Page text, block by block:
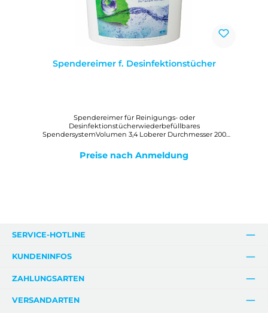
Spendereimer f. Desinfektionstücher
Spendereimer für Reinigungs- oder
Desinfektionstücherwiederbefüllbares
SpendersystemVolumen 3,4 Loberer Durchmesser 200
Spendereinsatz SternformDer Spendereimer ist mit
Reinigungs- oder Desinfektionsmittel befüllbar (separat
Preise nach Anmeldung
SERVICE-HOTLINE
KUNDENINFOS
ZAHLUNGSARTEN
VERSANDARTEN